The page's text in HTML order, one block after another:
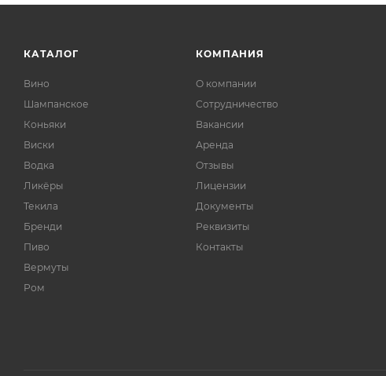
КАТАЛОГ
Вино
Шампанское
Коньяки
Виски
Водка
Ликёры
Текила
Бренди
Пиво
Вермуты
Ром
КОМПАНИЯ
О компании
Сотрудничество
Вакансии
Аренда
Отзывы
Лицензии
Документы
Реквизиты
Контакты